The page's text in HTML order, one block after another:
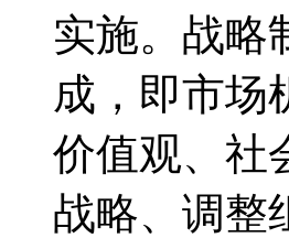
实施。战略
成，即市场
价值观、社
战略、调整